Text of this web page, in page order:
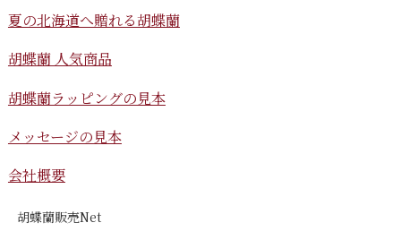
夏の北海道へ贈れる胡蝶蘭
胡蝶蘭 人気商品
胡蝶蘭ラッピングの見本
メッセージの見本
会社概要
胡蝶蘭販売Net